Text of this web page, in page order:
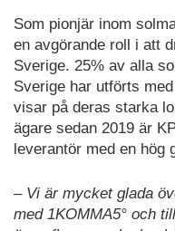
Som pionjär inom
en avgörande roll i att
Sverige. 25% av alla
Sverige har utförts
visar på deras starka
ägare sedan 2019 är
leverantör med en hög
– Vi är mycket glada
med 1KOMMA5° och